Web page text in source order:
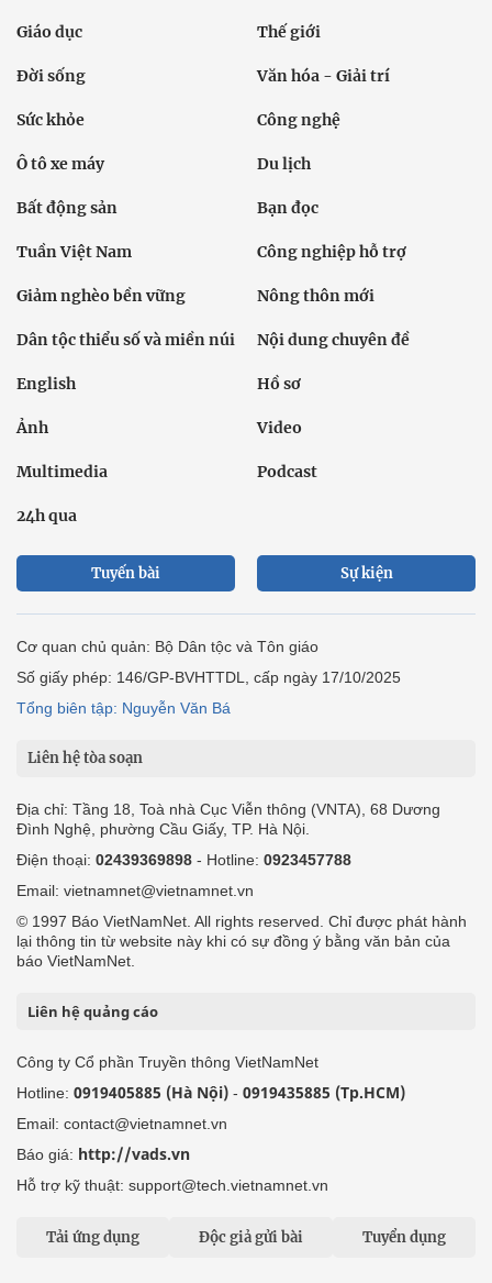
Giáo dục Thế giới
Đời sống Văn hóa - Giải trí
Sức khỏe Công nghệ
Ô tô xe máy Du lịch
Bất động sản Bạn đọc
Tuần Việt Nam Công nghiệp hỗ trợ
Giảm nghèo bền vững Nông thôn mới
Dân tộc thiểu số và miền núi Nội dung chuyên đề
English Hồ sơ
Ảnh Video
Multimedia Podcast
24h qua
Tuyến bài Sự kiện
Cơ quan chủ quản: Bộ Dân tộc và Tôn giáo
Số giấy phép: 146/GP-BVHTTDL, cấp ngày 17/10/2025
Tổng biên tập: Nguyễn Văn Bá
Liên hệ tòa soạn
Địa chỉ: Tầng 18, Toà nhà Cục Viễn thông (VNTA), 68 Dương
Đình Nghệ, phường Cầu Giấy, TP. Hà Nội.
Điện thoại: 02439369898 - Hotline: 0923457788
Email: vietnamnet@vietnamnet.vn
© 1997 Báo VietNamNet. All rights reserved. Chỉ được phát hành
lại thông tin từ website này khi có sự đồng ý bằng văn bản của
báo VietNamNet.
Liên hệ quảng cáo
Công ty Cổ phần Truyền thông VietNamNet
Hotline: 0919405885 (Hà Nội) - 0919435885 (Tp.HCM)
Email: contact@vietnamnet.vn
Báo giá: http://vads.vn
Hỗ trợ kỹ thuật: support@tech.vietnamnet.vn
Tải ứng dụng Độc giả gửi bài Tuyển dụng